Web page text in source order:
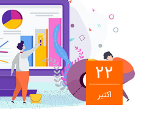
22
اکتبر